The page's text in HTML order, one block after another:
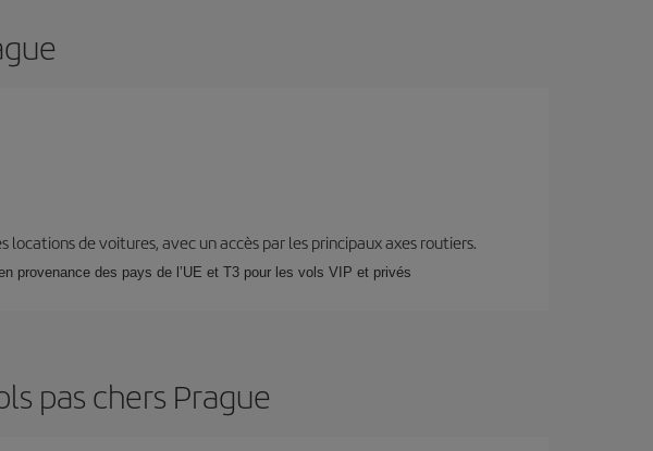
de voitures, avec un accès par les principaux axes routiers.
provenance des pays de l’UE et T3 pour les vols VIP et privés
pas chers Prague